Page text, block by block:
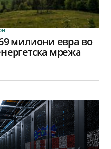
милиони евра во
мрежа